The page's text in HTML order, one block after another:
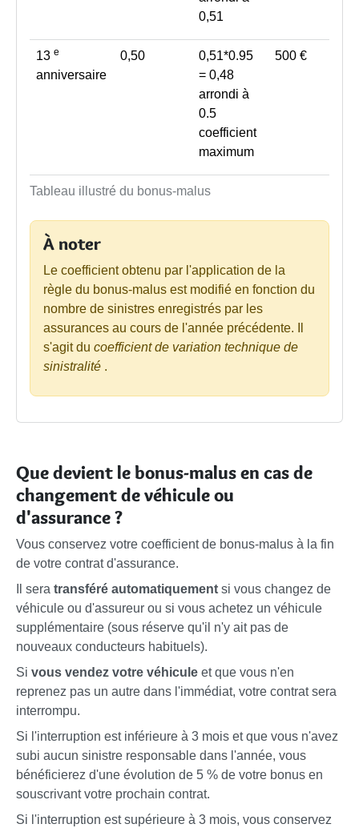
Tableau illustré du bonus-malus
0,51
13 e
anniversaire
0,50
0,51*0.95
= 0,48
arrondi à
0.5
coefficient
maximum
500 €
À noter
Le coefficient obtenu par l'application de la
règle du bonus-malus est modifié en fonction du
nombre de sinistres enregistrés par les
assurances au cours de l'année précédente. Il
s'agit du coefficient de variation technique de
sinistralité .
Que devient le bonus-malus en cas de
changement de véhicule ou
d'assurance ?
Vous conservez votre coefficient de bonus-malus à la fin
de votre contrat d'assurance.
Il sera transféré automatiquement si vous changez de
véhicule ou d'assureur ou si vous achetez un véhicule
supplémentaire (sous réserve qu'il n'y ait pas de
nouveaux conducteurs habituels).
Si vous vendez votre véhicule et que vous n'en
reprenez pas un autre dans l'immédiat, votre contrat sera
interrompu.
Si l'interruption est inférieure à 3 mois et que vous n'avez
subi aucun sinistre responsable dans l'année, vous
bénéficierez d'une évolution de 5 % de votre bonus en
souscrivant votre prochain contrat.
Si l'interruption est supérieure à 3 mois, vous conservez